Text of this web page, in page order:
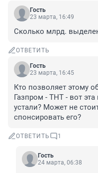
Гость
23 марта, 16:49
Сколько млрд.
ОТВЕТИТЬ
Гость
23 марта, 16:45
Кто позволяет этому
Газпром - ТНТ - вот
устали? Может не
спонсировать его?
ОТВЕТИТЬ 1
Гость
24 марта, 06:38